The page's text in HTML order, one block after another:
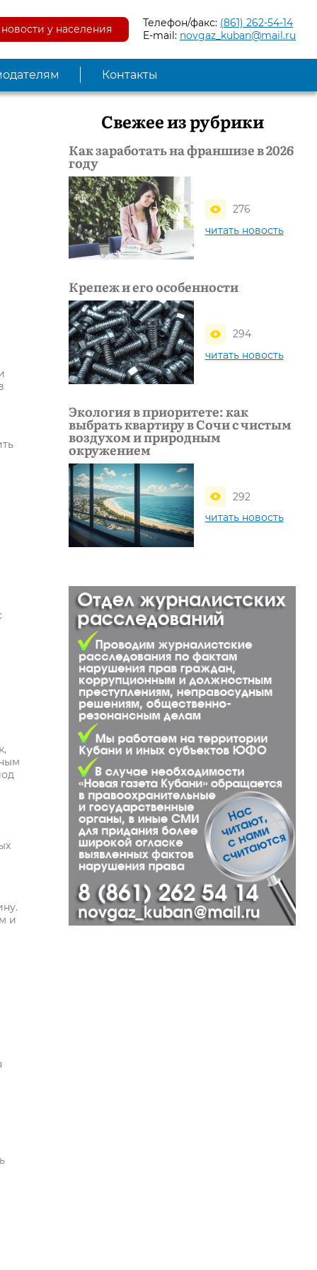
у населения Телефон/факс: (861) 262-54-14
E-mail: novgaz_kuban@mail.ru
Контакты
и
Свежее из рубрики
Как заработать на франшизе в 2026
году
276
читать новость
Крепеж и его особенности
294
читать новость
Экология в приоритете: как
выбрать квартиру в Сочи с чистым
воздухом и природным
окружением
292
читать новость